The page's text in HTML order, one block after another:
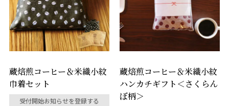
蔵焙煎コーヒー＆米織小紋
巾着セット
受付開始お知らせを登録する
蔵焙煎コーヒー＆米織小紋
ハンカチギフト＜さくらん
ぼ柄＞